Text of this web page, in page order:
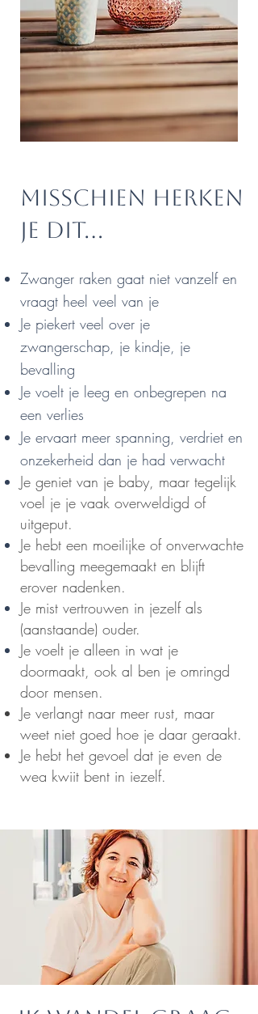
Misschien herken
je dit...
Zwanger raken gaat niet vanzelf en
vraagt heel veel van je
Je piekert veel over je
zwangerschap, je kindje, je
bevalling
Je voelt je leeg en onbegrepen na
een verlies
Je ervaart meer spanning, verdriet en
onzekerheid dan je had verwacht
Je geniet van je baby, maar tegelijk
voel je je vaak overweldigd of
uitgeput.
Je hebt een moeilijke of onverwachte
bevalling meegemaakt en blijft
erover nadenken.
Je mist vertrouwen in jezelf als
(aanstaande) ouder.
Je voelt je alleen in wat je
doormaakt, ook al ben je omringd
door mensen.
Je verlangt naar meer rust, maar
weet niet goed hoe je daar geraakt.
Je hebt het gevoel dat je even de
weg kwijt bent in jezelf.